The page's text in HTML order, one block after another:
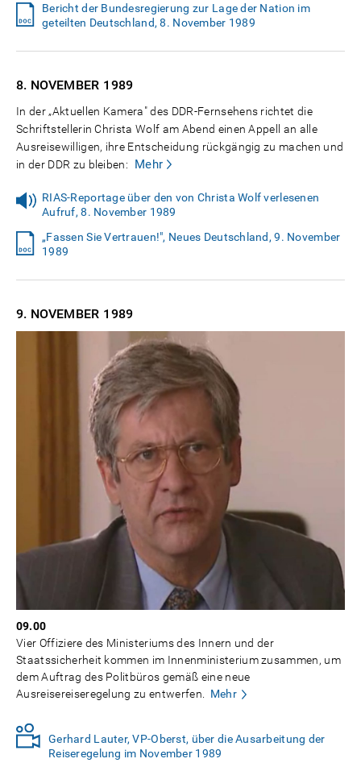
Bericht der Bundesregierung zur Lage der Nation im
geteilten Deutschland, 8. November 1989
8. NOVEMBER 1989
In der „Aktuellen Kamera" des DDR-Fernsehens richtet die
Schriftstellerin Christa Wolf am Abend einen Appell an alle
Ausreisewilligen, ihre Entscheidung rückgängig zu machen und
in der DDR zu bleiben:
Mehr
RIAS-Reportage über den von Christa Wolf verlesenen
Aufruf, 8. November 1989
„Fassen Sie Vertrauen!", Neues Deutschland, 9. November
1989
9. NOVEMBER 1989
09.00
Vier Offiziere des Ministeriums des Innern und der
Staatssicherheit kommen im Innenministerium zusammen, um
dem Auftrag des Politbüros gemäß eine neue
Ausreisereiseregelung zu entwerfen.
Mehr
Gerhard Lauter, VP-Oberst, über die Ausarbeitung der
Reiseregelung im November 1989